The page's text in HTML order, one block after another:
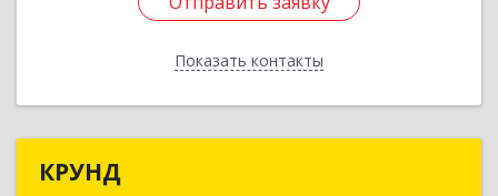
Показать контакты
Назад
КРУНД